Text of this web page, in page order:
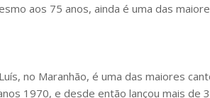
aos 75 anos, ainda é uma das
no Maranhão, é uma das maiores
1970, e desde então lançou mais de